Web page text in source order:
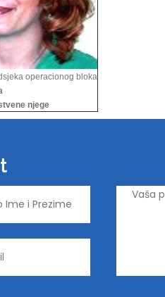
operacionog bloka
njege